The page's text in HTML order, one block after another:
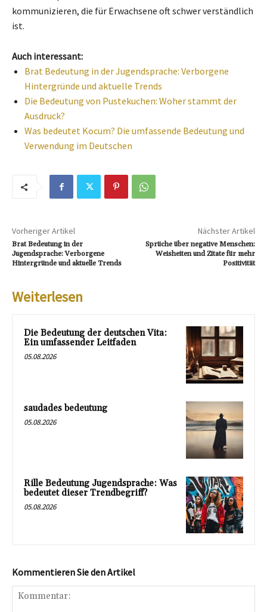
kommunizieren, die für Erwachsene oft schwer verständlich
ist.
Auch interessant:
Brat Bedeutung in der Jugendsprache: Verborgene
Hintergründe und aktuelle Trends
Die Bedeutung von Pustekuchen: Woher stammt der
Ausdruck?
Was bedeutet Kocum? Die umfassende Bedeutung und
Verwendung im Deutschen
Vorheriger Artikel
Brat Bedeutung in der
Jugendsprache: Verborgene
Hintergründe und aktuelle Trends
Nächster Artikel
Sprüche über negative Menschen:
Weisheiten und Zitate für mehr
Positivität
Weiterlesen
Die Bedeutung der deutschen Vita:
Ein umfassender Leitfaden
05.08.2026
saudades bedeutung
05.08.2026
Rille Bedeutung Jugendsprache: Was
bedeutet dieser Trendbegriff?
05.08.2026
Kommentieren Sie den Artikel